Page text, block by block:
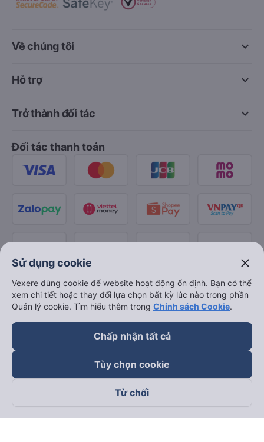
keyboard_arrow_down
Về chúng tôi
keyboard_arrow_down
Hỗ trợ
keyboard_arrow_down
Trở thành đối tác
Đối tác thanh toán
Theo dõi chúng tôi trên
Sử dụng cookie close
Vexere dùng cookie để website hoạt động ổn định. Bạn có thể
xem chi tiết hoặc thay đổi lựa chọn bất kỳ lúc nào trong phần
Quản lý cookie. Tìm hiểu thêm trong Chính sách Cookie.
Chấp nhận tất cả
Tùy chọn cookie
Từ chối